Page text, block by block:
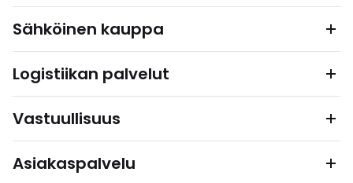
Sähköinen kauppa
Logistiikan palvelut
Vastuullisuus
Asiakaspalvelu